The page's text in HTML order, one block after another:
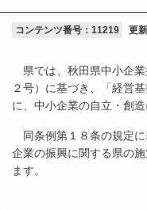
コンテンツ番号：11219 更
県では、秋田県中小企業
２号）に基づき、「経営
に、中小企業の自立・創
同条例第１８条の規定
企業の振興に関する県の
ます。